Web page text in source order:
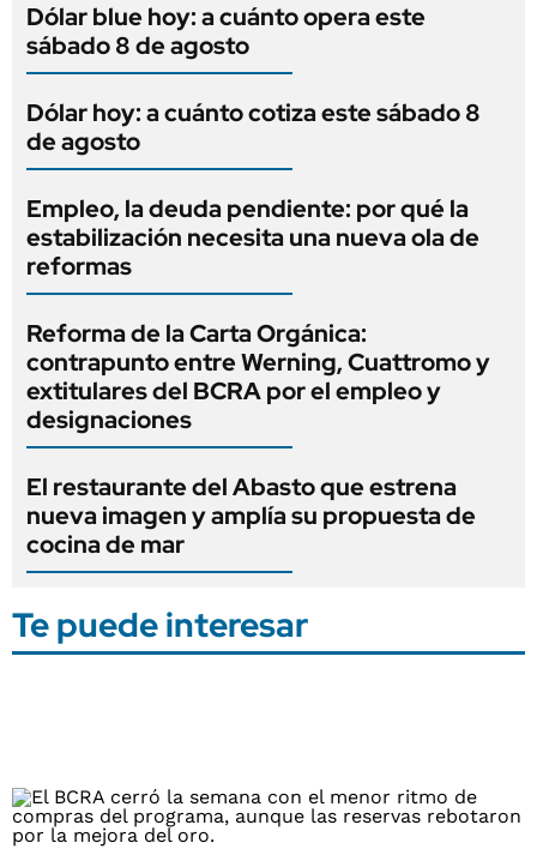
Dólar blue hoy: a cuánto opera este
sábado 8 de agosto
Dólar hoy: a cuánto cotiza este sábado 8
de agosto
Empleo, la deuda pendiente: por qué la
estabilización necesita una nueva ola de
reformas
Reforma de la Carta Orgánica:
contrapunto entre Werning, Cuattromo y
extitulares del BCRA por el empleo y
designaciones
El restaurante del Abasto que estrena
nueva imagen y amplía su propuesta de
cocina de mar
Te puede interesar